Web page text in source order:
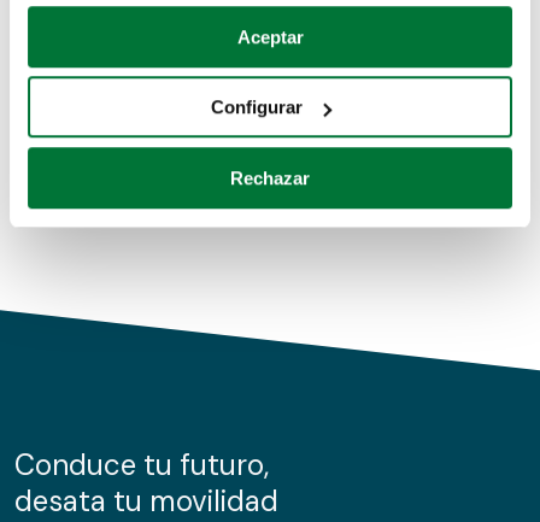
Si lo permite, también quisiéramos:
Recopilar información sobre su ubicación geográfica
Identificar su dispositivo analizándolo activamente
para buscar características específicas (huellas
Obtenga más información sobre cómo se procesan sus
de cookies.
información sobre el uso que haga del sitio web con
nuestros partners de redes sociales, publicidad y análisis
Aceptar
Configurar
Rechazar
Coches de segunda mano
Coches de km0
Conduce tu futuro,
desata tu movilidad